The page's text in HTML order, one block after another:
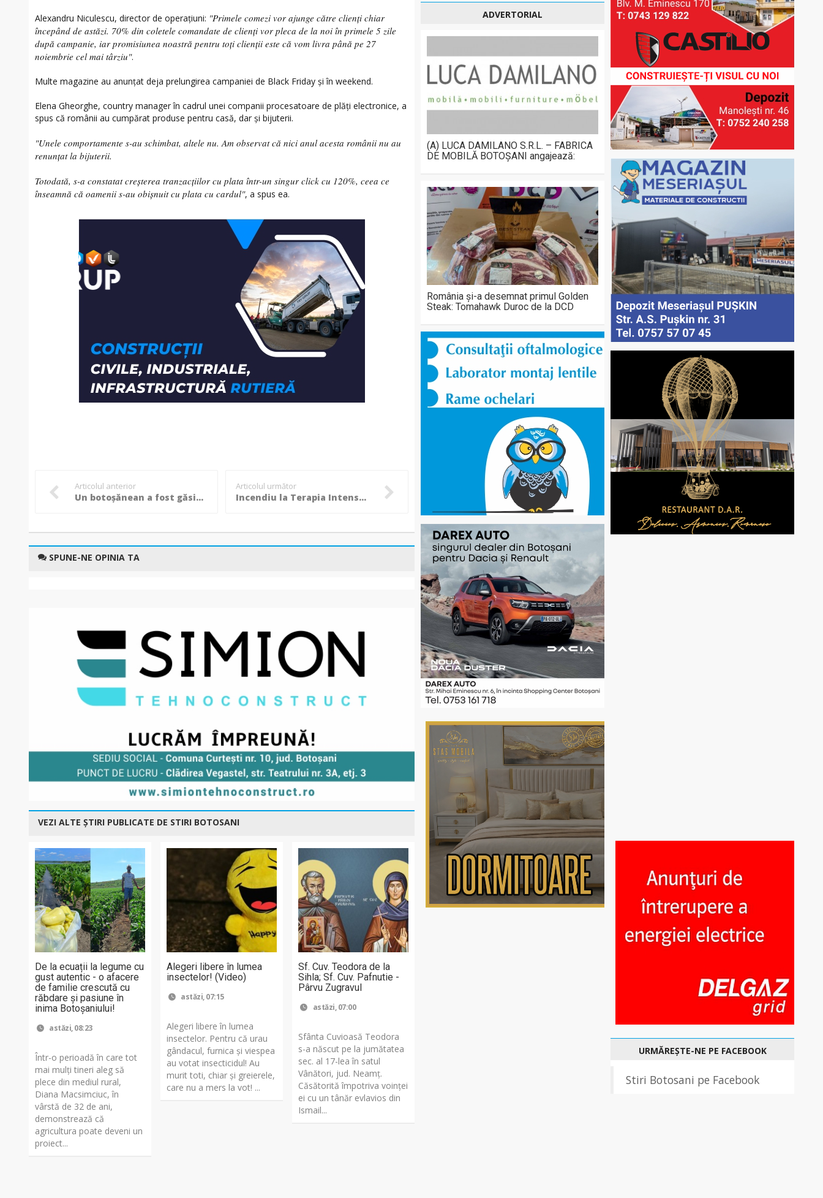
Alexandru Niculescu, director de operațiuni: "Primele comezi vor ajunge către clienți chiar
începând de astăzi. 70% din coletele comandate de clienți vor pleca de la noi în primele 5 zile
după campanie, iar promisiunea noastră pentru toți clienții este că vom livra până pe 27
noiembrie cel mai târziu".
Multe magazine au anunțat deja prelungirea campaniei de Black Friday și în weekend.
Elena Gheorghe, country manager în cadrul unei companii procesatoare de plăți electronice, a
spus că românii au cumpărat produse pentru casă, dar și bijuterii.
"Unele comportamente s-au schimbat, altele nu. Am observat că nici anul acesta românii nu au
renunțat la bijuterii.
Totodată, s-a constatat creșterea tranzacțiilor cu plata într-un singur click cu 120%, ceea ce
înseamnă că oamenii s-au obișnuit cu plata cu cardul", a spus ea.
Articolul anterior
Un botoșănean a fost găsit decedat pe strada Primăverii
Articolul următor
Incendiu la Terapia Intensivă a Spitalului din Piatra Neamț. Cel puțin 7 persoane decedate
SPUNE-NE OPINIA TA
VEZI ALTE ȘTIRI PUBLICATE DE STIRI BOTOSANI
De la ecuații la legume cu
gust autentic - o afacere
de familie crescută cu
răbdare și pasiune în
inima Botoșaniului!
astăzi, 08:23
Într-o perioadă în care tot
mai mulți tineri aleg să
plece din mediul rural,
Diana Macsimciuc, în
vârstă de 32 de ani,
demonstrează că
agricultura poate deveni un
proiect...
Alegeri libere în lumea
insectelor! (Video)
astăzi, 07:15
Alegeri libere în lumea
insectelor. Pentru că urau
gândacul, furnica și viespea
au votat insecticidul! Au
murit toti, chiar și greierele,
care nu a mers la vot! ...
Sf. Cuv. Teodora de la
Sihla; Sf. Cuv. Pafnutie -
Pârvu Zugravul
astăzi, 07:00
Sfânta Cuvioasă Teodora
s-a născut pe la jumătatea
sec. al 17-lea în satul
Vânători, jud. Neamţ.
Căsătorită împotriva voinţei
ei cu un tânăr evlavios din
Ismail...
ADVERTORIAL
(A) LUCA DAMILANO S.R.L. – FABRICA
DE MOBILĂ BOTOȘANI angajează:
România și-a desemnat primul Golden
Steak: Tomahawk Duroc de la DCD
URMĂREȘTE-NE PE FACEBOOK
Stiri Botosani pe Facebook